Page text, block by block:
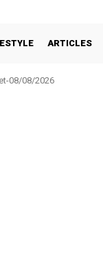
ARTICLES
08/08/2026